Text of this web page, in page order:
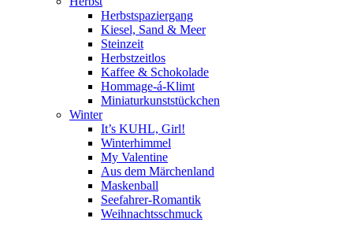
Herbstspaziergang
Kiesel, Sand & Meer
Steinzeit
Herbstzeitlos
Kaffee & Schokolade
Hommage-á-Klimt
Miniaturkunststückchen
Winter
It’s KUHL, Girl!
Winterhimmel
My Valentine
Aus dem Märchenland
Maskenball
Seefahrer-Romantik
Weihnachtsschmuck